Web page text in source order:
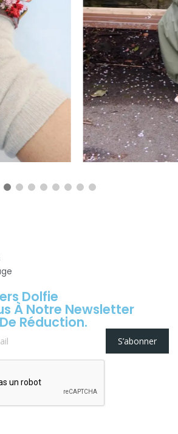
Dolfie
À Notre Newsletter
Réduction.
S’abonner